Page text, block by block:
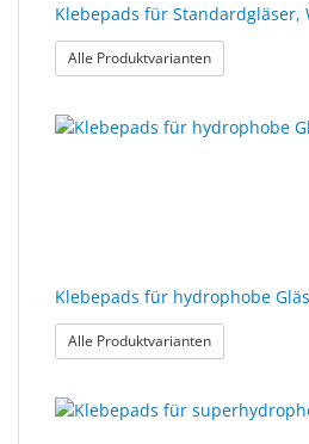
Klebepads für Standardgläser,
Alle Produktvarianten: Klebepads
Klebepads für hydrophobe
Alle Produktvarianten: Klebepads